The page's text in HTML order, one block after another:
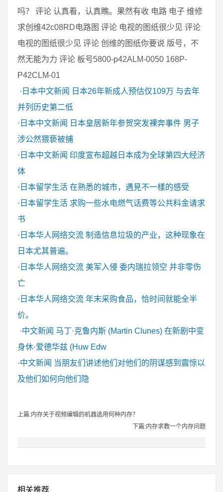
吗？ 评论 认真看，认真瞧。果然有收 电路 电子 维修
求创维42c08RD电路图 评论 电视的图纸很少见 评论
电视的图纸很少见 评论 创维的图纸你要说 版号，不
然无能为力 评论 板号5800-p42ALM-0050 168P-
P42CLM-01
· 日本中文新闻
日本26年新成人预估仅109万 与去年
并列历史第二低
· 日本中文新闻
日本皇居新年参贺突发裸奔事件 男子
涉公然猥亵被捕
· 日本中文新闻 印度宣布超越日本成为全球第四大经济
体
· 日本留学生活 在熟悉的城市，遇見不一樣的感受
· 日本留学生活 求购一些水电燃气话费等公共料金请求
书
· 日本华人网络交流 制造信息垃圾的产业，这种现象在
日本尤其普遍。
· 日本华人网络交流 美军入侵 委内瑞拉领空 并非零伤
亡
· 日本华人网络交流 年末采购食品，恰时间就能全半
价。
·中文新闻 马丁·克鲁内斯 (Martin Clunes) 在新剧中变
身休·爱德华兹 (Huw Edw
·中文新闻 当朋友们讲述他们对他们的阴谋感到震惊以
及他们如何向他们隐
上篇:内存关于视频编辑的机器选用何种内存？
下篇:内存求教一个内存问题
相关推荐